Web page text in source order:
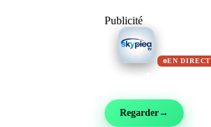
Publicité
EN DIRECT
Regarder→